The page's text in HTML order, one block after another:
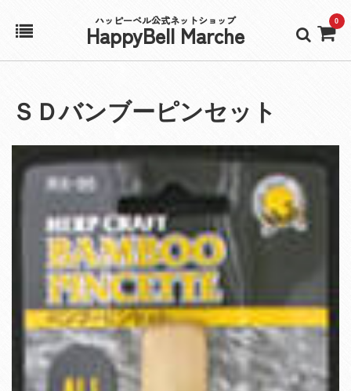
ハッピーベル公式ネットショップ
HappyBell Marche 0
アカウント
ＳＤバンブーピンセット